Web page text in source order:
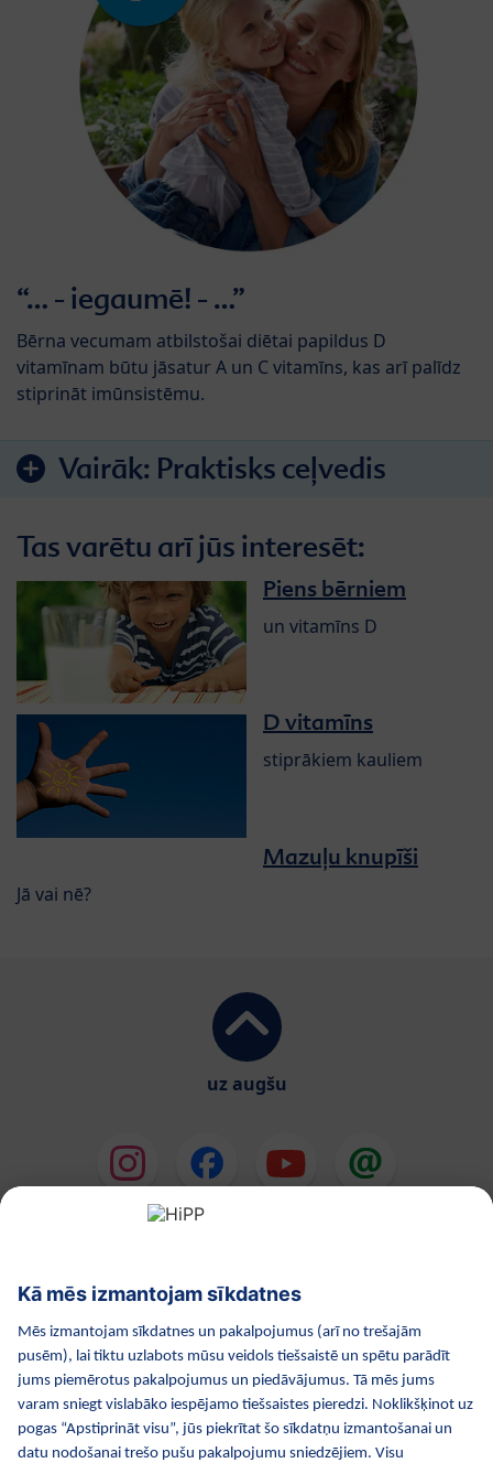
“… - iegaumē! - …”
Bērna vecumam atbilstošai diētai papildus D
vitamīnam būtu jāsatur A un C vitamīns, kas arī palīdz
stiprināt imūnsistēmu.
Vairāk: Praktisks ceļvedis
Tas varētu arī jūs interesēt:
Piens bērniem
un vitamīns D
D vitamīns
stiprākiem kauliem
Mazuļu knupīši
Jā vai nē?
uz augšu
HiPP Mazuļa ēdināšana
HiPP Kosmētika
HiPP Grūtniecība
Privātuma politika
Lietošanas noteikumi
Izejošie dati
Par kompāniju HiPP Kontakti